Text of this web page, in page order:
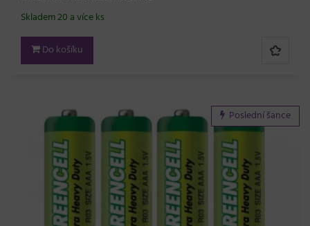
Skladem 20 a více ks
Do košíku
Poslední šance